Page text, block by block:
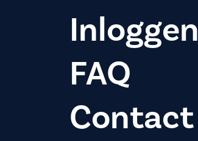
Inloggen
FAQ
Contact